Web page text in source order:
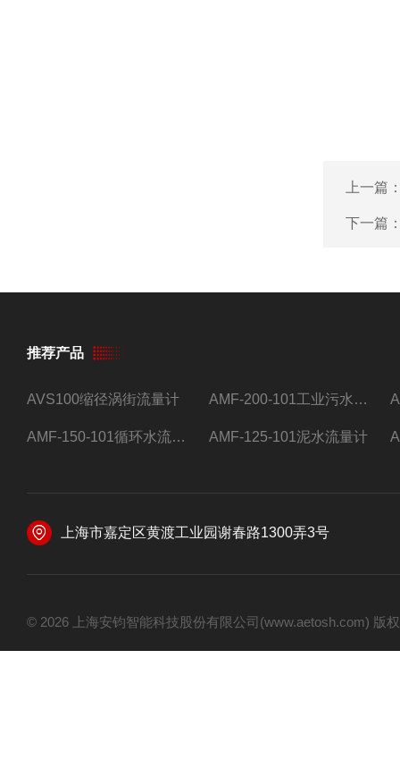
上一篇
下一篇
推荐产品
AVS100缩径涡街流量计 AMF-200-101工业污水流量计
AMF-150-101循环水流量计,电磁流量计 AMF-125-101泥水流量计
上海市嘉定区黄渡工业园谢春路1300弄3号
© 2026 上海安钧智能科技股份有限公司(www.aetosh.com)